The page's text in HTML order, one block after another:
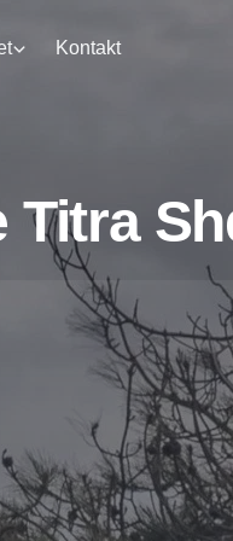
Kontakt
Titra